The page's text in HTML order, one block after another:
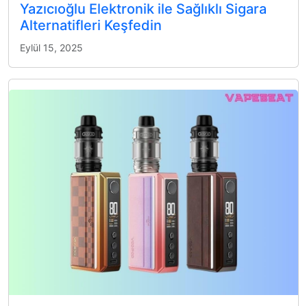
Yazıcıoğlu Elektronik ile Sağlıklı Sigara
Alternatifleri Keşfedin
Eylül 15, 2025